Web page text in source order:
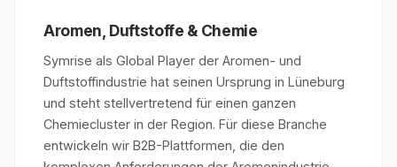
Aromen, Duftstoffe & Chemie
Symrise als Global Player der Aromen- und
Duftstoffindustrie hat seinen Ursprung in Lüneburg
und steht stellvertretend für einen ganzen
Chemiecluster in der Region. Für diese Branche
entwickeln wir B2B-Plattformen, die den